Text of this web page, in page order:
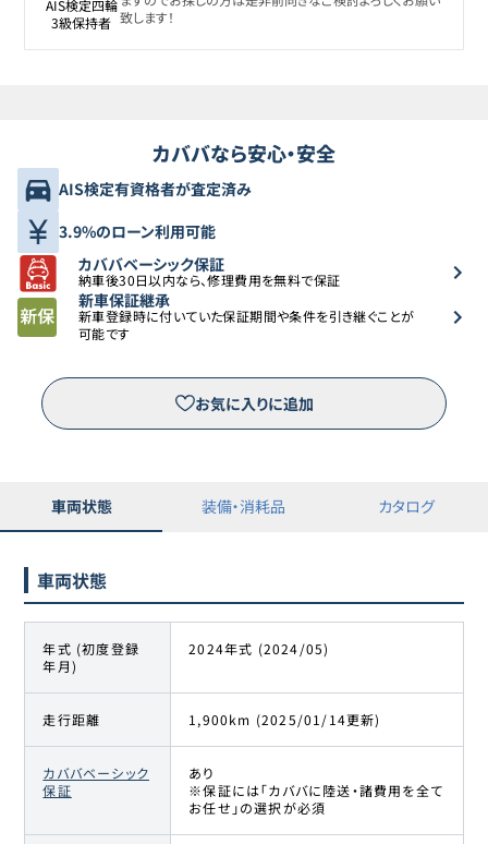
AIS検定四輪
3級保持者 致します！
カババなら安心・安全
AIS検定有資格者が査定済み
3.9%のローン利用可能
カババベーシック保証
納車後30日以内なら、修理費用を無料で保証
新車保証継承
新車登録時に付いていた保証期間や条件を引き継ぐことが
可能です
お気に入りに追加
車両状態 装備・消耗品 カタログ
車両状態
年式 (初度登録
年月)
2024年式 (2024/05)
走行距離 1,900km (2025/01/14更新)
カババベーシック
保証
あり
※保証には「カババに陸送・諸費用を全て
お任せ」の選択が必須